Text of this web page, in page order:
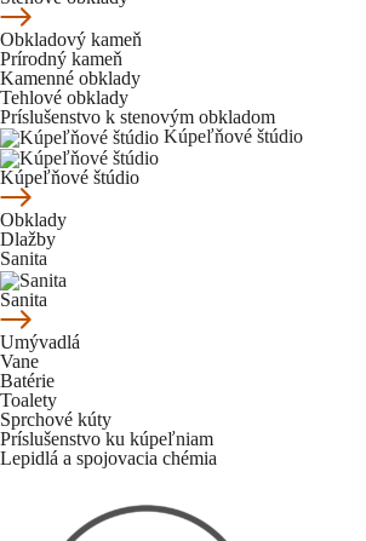
Obkladový kameň
Prírodný kameň
Kamenné obklady
Tehlové obklady
Príslušenstvo k stenovým obkladom
Kúpeľňové štúdio
Kúpeľňové štúdio
Obklady
Dlažby
Sanita
Sanita
Umývadlá
Vane
Batérie
Toalety
Sprchové kúty
Príslušenstvo ku kúpeľniam
Lepidlá a spojovacia chémia